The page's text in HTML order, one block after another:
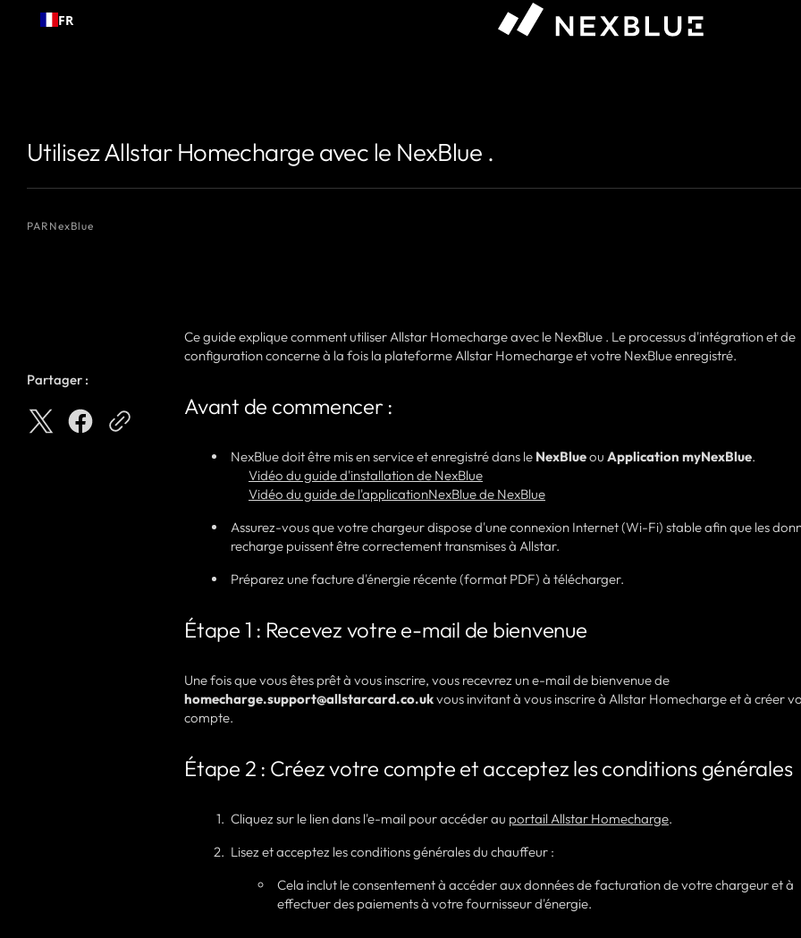
au
FR
Utilisez Allstar Homecharge avec le NexBlue .
PAR NexBlue
Partager :
Ce guide explique comment utiliser Allstar Homecharge avec le NexBlue . Le processus d'intégration et de
configuration concerne à la fois la plateforme Allstar Homecharge et votre NexBlue enregistré.
Avant de commencer :
NexBlue doit être mis en service et enregistré dans le NexBlueou Application myNexBlue.
Vidéo du guide d'installation de NexBlue
Vidéo du guide de l'applicationNexBlue de NexBlue
Assurez-vous que votre chargeur dispose d'une connexion Internet (Wi-Fi) stable afin que les
recharge puissent être correctement transmises à Allstar.
Préparez une facture d'énergie récente (format PDF) à télécharger.
Étape 1 : Recevez votre e-mail de bienvenue
Une fois que vous êtes prêt à vous inscrire, vous recevrez un e-mail de bienvenue de
homecharge.support@allstarcard.co.ukvous invitant à vous inscrire à Allstar Homecharge et à créer
compte.
Étape 2 : Créez votre compte et acceptez les conditions générales
Cliquez sur le lien dans l'e-mail pour accéder au portail Allstar Homecharge.
Lisez et acceptez les conditions générales du chauffeur :
Cela inclut le consentement à accéder aux données de facturation de votre chargeur et à
effectuer des paiements à votre fournisseur d'énergie.